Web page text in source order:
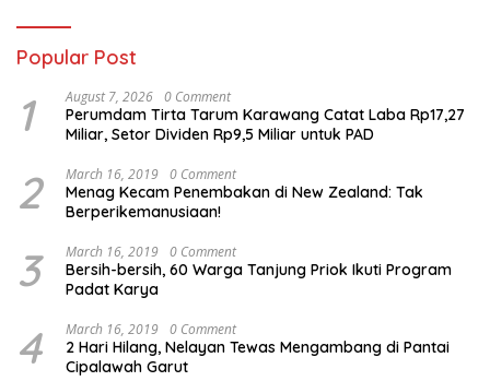
Popular Post
1 August 7, 2026 0 Comment
Perumdam Tirta Tarum Karawang Catat Laba Rp17,27
Miliar, Setor Dividen Rp9,5 Miliar untuk PAD
2 March 16, 2019 0 Comment
Menag Kecam Penembakan di New Zealand: Tak
Berperikemanusiaan!
3 March 16, 2019 0 Comment
Bersih-bersih, 60 Warga Tanjung Priok Ikuti Program
Padat Karya
4 March 16, 2019 0 Comment
2 Hari Hilang, Nelayan Tewas Mengambang di Pantai
Cipalawah Garut